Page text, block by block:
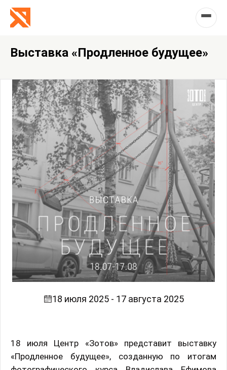
Выставка «Продленное будущее»
18 июля 2025 - 17 августа 2025
18 июля Центр «Зотов» представит выставку
«Продленное будущее», созданную по итогам